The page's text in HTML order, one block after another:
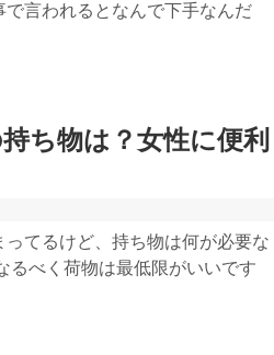
言われるとなんで下手なんだ
ち物は？女性に便利
てるけど、持ち物は何が必要な
るべく荷物は最低限がいいです